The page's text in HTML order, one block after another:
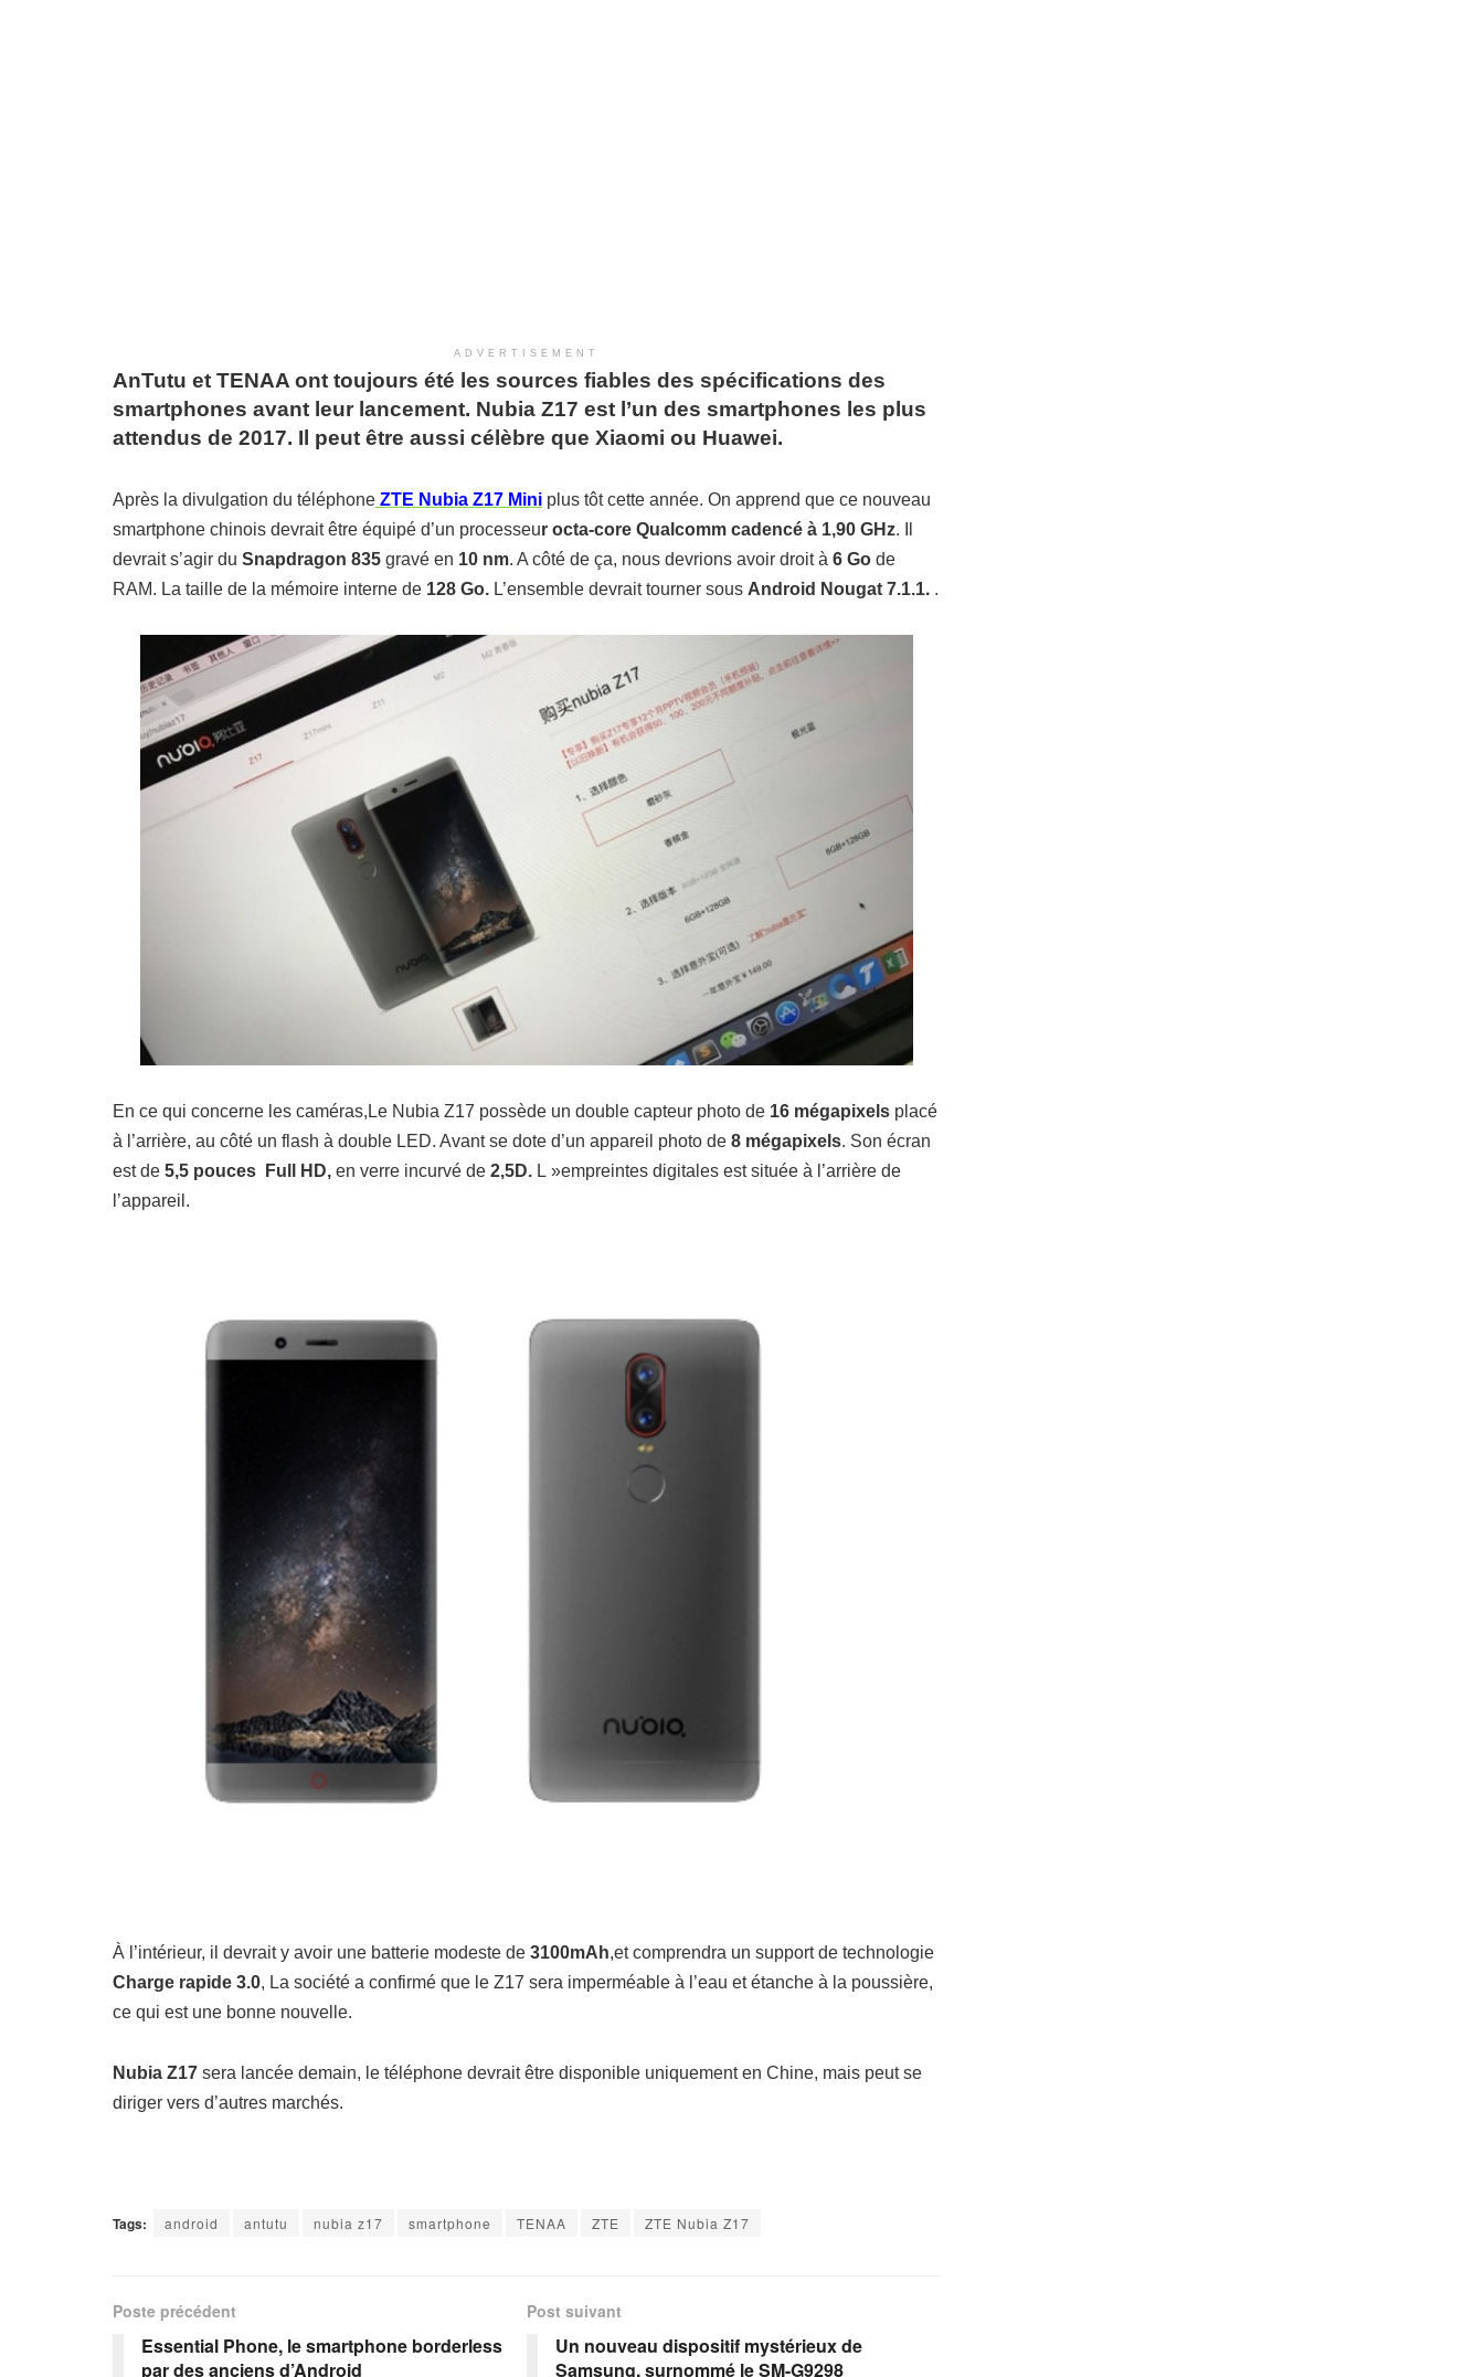
ADVERTISEMENT
AnTutu et TENAA ont toujours été les sources fiables des spécifications des
smartphones avant leur lancement. Nubia Z17 est l’un des smartphones les plus
attendus de 2017. Il peut être aussi célèbre que Xiaomi ou Huawei.
Après la divulgation du téléphone ZTE Nubia Z17 Mini plus tôt cette année. On apprend que ce nouveau
smartphone chinois devrait être équipé d’un processeur octa-core Qualcomm cadencé à 1,90 GHz.
devrait s’agir du Snapdragon 835 gravé en 10 nm. A côté de ça, nous devrions avoir droit à 6 Go de
RAM. La taille de la mémoire interne de 128 Go. L’ensemble devrait tourner sous Android Nougat 7.1.1. .
En ce qui concerne les caméras,Le Nubia Z17 possède un double capteur photo de 16 mégapixels placé
à l’arrière, au côté un flash à double LED. Avant se dote d’un appareil photo de 8 mégapixels. Son écran
est de 5,5 pouces Full HD, en verre incurvé de 2,5D. L »empreintes digitales est située à l’arrière de
l’appareil.
À l’intérieur, il devrait y avoir une batterie modeste de 3100mAh,et comprendra un support de technologie
Charge rapide 3.0, La société a confirmé que le Z17 sera imperméable à l’eau et étanche à la poussière,
ce qui est une bonne nouvelle.
Nubia Z17 sera lancée demain, le téléphone devrait être disponible uniquement en Chine, mais peut se
diriger vers d’autres marchés.
Tags: android antutu nubia z17 smartphone TENAA ZTE ZTE Nubia Z17
Poste précédent
Essential Phone, le smartphone borderless
par des anciens d’Android
Post suivant
Un nouveau dispositif mystérieux de
Samsung, surnommé le SM-G9298